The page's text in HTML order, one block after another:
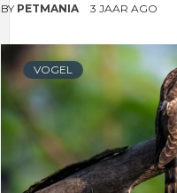
BY PETMANIA 3 JAAR AGO
VOGEL